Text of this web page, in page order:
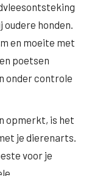
oudere honden.
en moeite met
poetsen
onder controle
opmerkt, is het
je dierenarts.
voor je